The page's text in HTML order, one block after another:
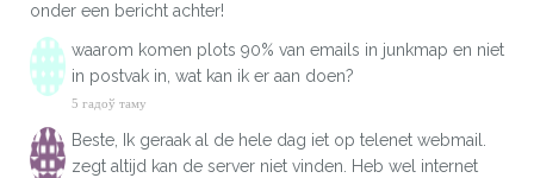
onder een bericht achter!
waarom komen plots 90% van emails in junkmap en niet
in postvak in, wat kan ik er aan doen?
5 гадоў таму
Beste, Ik geraak al de hele dag iet op telenet webmail.
zegt altijd kan de server niet vinden. Heb wel internet